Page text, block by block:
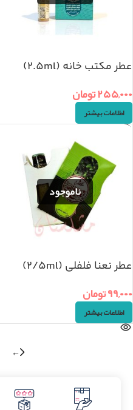
عطر مکتب خانه (2.5ml)
۲۵۵,۰۰۰تومان
اطلاعات بیشتر
عطر نعنا فلفلی (2/5ml)
۹۹,۰۰۰تومان
اطلاعات بیشتر
←